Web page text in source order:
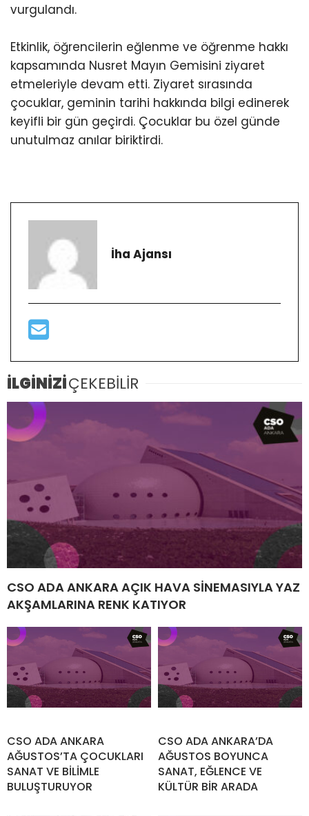
vurgulandı.
Etkinlik, öğrencilerin eğlenme ve öğrenme hakkı
kapsamında Nusret Mayın Gemisini ziyaret
etmeleriyle devam etti. Ziyaret sırasında
çocuklar, geminin tarihi hakkında bilgi edinerek
keyifli bir gün geçirdi. Çocuklar bu özel günde
unutulmaz anılar biriktirdi.
İha Ajansı
İLGİNİZİÇEKEBİLİR
CSO ADA ANKARA AÇIK HAVA SİNEMASIYLA YAZ
AKŞAMLARINA RENK KATIYOR
CSO ADA ANKARA
AĞUSTOS’TA ÇOCUKLARI
SANAT VE BİLİMLE
BULUŞTURUYOR
CSO ADA ANKARA’DA
AĞUSTOS BOYUNCA
SANAT, EĞLENCE VE
KÜLTÜR BİR ARADA